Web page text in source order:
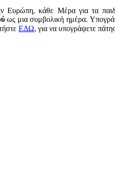
Ευρώπη, κάθε Μέρα για τα
ως μια συμβολική ημέρα.
ΕΔΩ, για να υπογράψετε